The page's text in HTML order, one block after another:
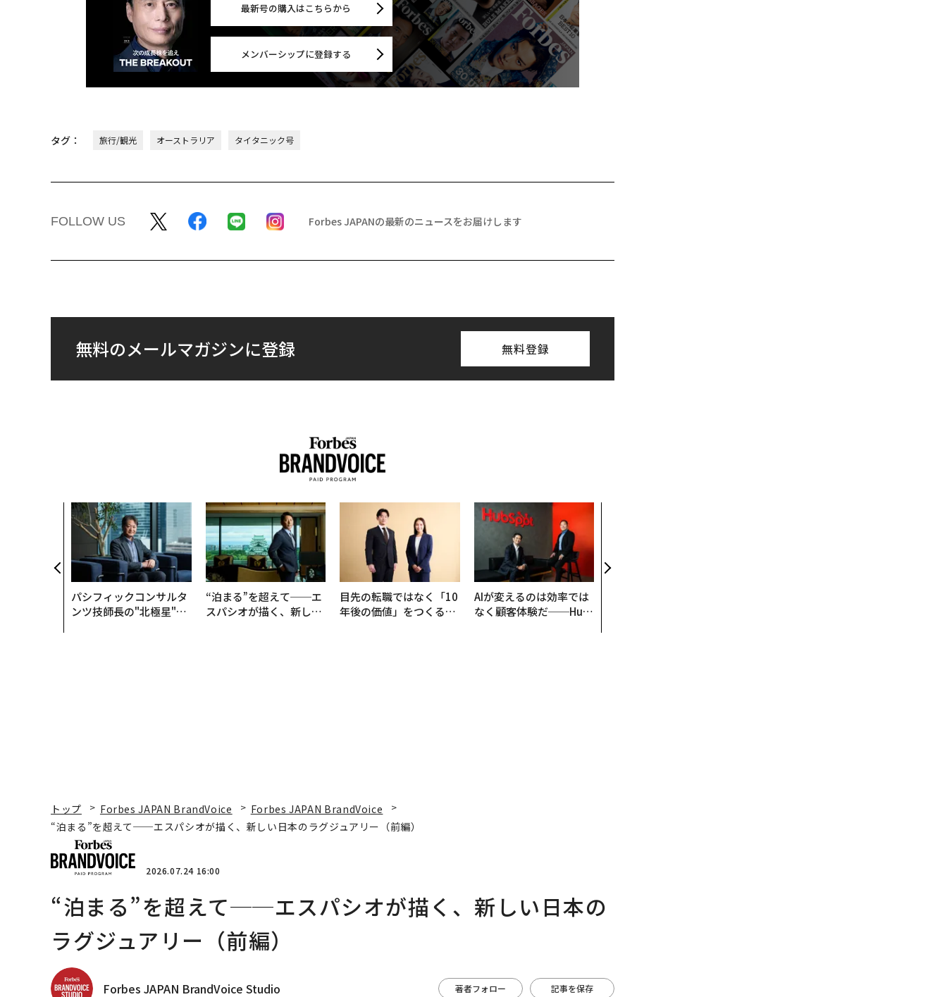
最新号の購入はこちらから
メンバーシップに登録する
タグ： 旅行/観光 オーストラリア タイタニック号
FOLLOW US Forbes JAPANの最新のニュースをお届けします
無料のメールマガジンに登録 無料登録
パシフィックコンサルタ
ンツ技師長の"北極星"。
“泊まる”を超えて──エ
スパシオが描く、新しい
目先の転職ではなく「10
年後の価値」をつくる─
AIが変えるのは効率では
なく顧客体験だ──Hub
トップ Forbes JAPAN BrandVoice
Forbes JAPAN BrandVoice
“泊まる”を超えて──エスパシオが描く、新しい日本のラグジュアリー（前編）
2026.07.24 16:00
“泊まる”を超えて──エスパシオが描く、新しい日本の
ラグジュアリー（前編）
Forbes JAPAN BrandVoice Studio 著者フォロー 記事を保存